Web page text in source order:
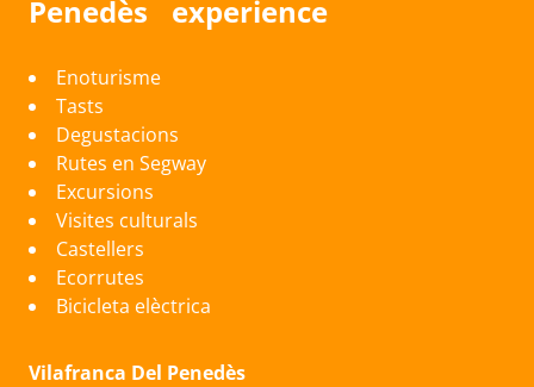
Penedès experience
Enoturisme
Tasts
Degustacions
Rutes en Segway
Excursions
Visites culturals
Castellers
Ecorrutes
Bicicleta elèctrica
Vilafranca Del Penedès